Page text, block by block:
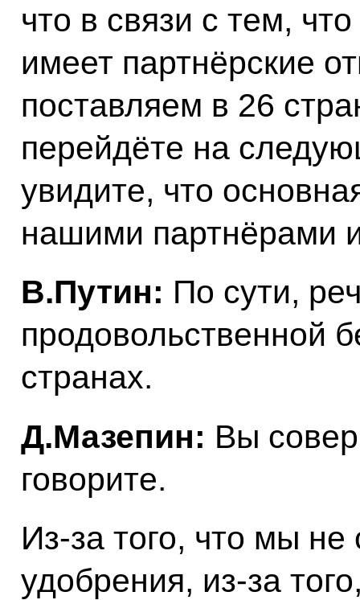
что в связи с тем,
имеет партнёрские
поставляем в 26
перейдёте на
увидите, что
нашими партнёрами
В.Путин: По сути,
продовольственной
странах.
Д.Мазепин: Вы
говорите.
Из-за того, что мы
удобрения, из-за